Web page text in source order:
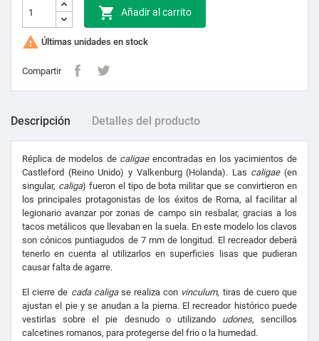
 Añadir al carrito
 Últimas unidades en stock
Compartir
Descripción Detalles del producto
Réplica de modelos de caligaeencontradas en los yacimientos de
Castleford (Reino Unido) y Valkenburg (Holanda). Las caligae(en
singular, caliga) fueron el tipo de bota militar que se convirtieron en
los principales protagonistas de los éxitos de Roma, al facilitar al
legionario avanzar por zonas de campo sin resbalar, gracias a los
tacos metálicos que llevaban en la suela. En este modelo los clavos
son cónicos puntiagudos de 7 mm de longitud. El recreador deberá
tenerlo en cuenta al utilizarlos en superficies lisas que pudieran
causar falta de agarre.
El cierre de cada caligase realiza con vinculum, tiras de cuero que
ajustan el pie y se anudan a la pierna. El recreador histórico puede
vestirlas sobre el pie desnudo o utilizando udones, sencillos
calcetines romanos, para protegerse del frio o la humedad.